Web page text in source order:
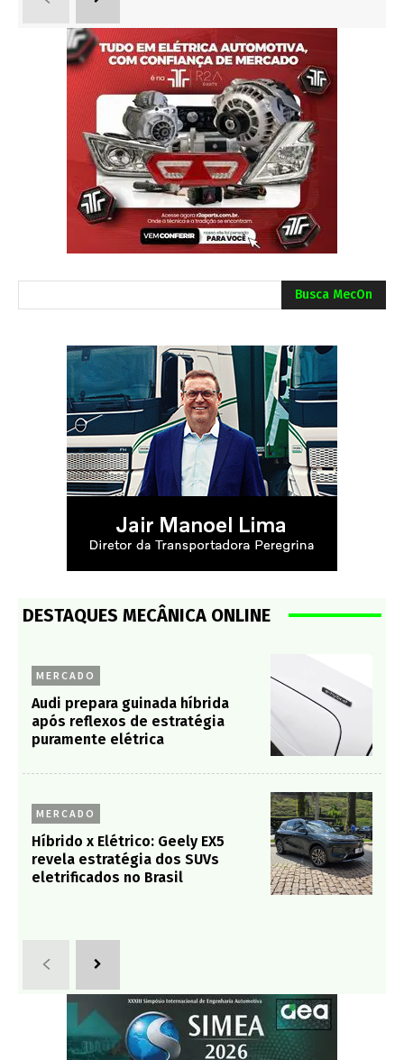
Busca MecOn
DESTAQUES MECÂNICA ONLINE
MERCADO
Audi prepara guinada híbrida
após reflexos de estratégia
puramente elétrica
MERCADO
Híbrido x Elétrico: Geely EX5
revela estratégia dos SUVs
eletrificados no Brasil